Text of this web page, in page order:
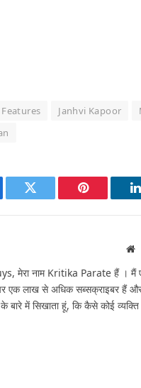
Features Janhvi Kapoor
Twitter Pinterest
नाम Kritika Parate हैं । मैं
एक लाख से अधिक सब्सक्राइबर हैं
बारे में सिखाता हूं, कि कैसे कोई